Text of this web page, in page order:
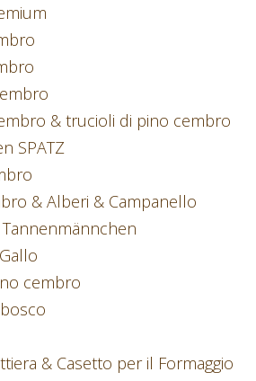
& trucioli di pino cembro
SPATZ
& Alberi & Campanello
cembro
& Casetto per il Formaggio